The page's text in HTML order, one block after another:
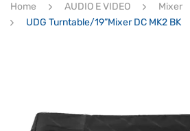
ULTIMI ARRIVI
Home AUDIO E VIDEO Mixer
UDG Turntable/19”Mixer DC MK2 BK